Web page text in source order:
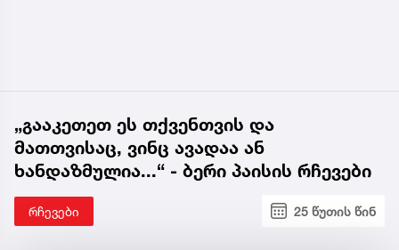
„გააკეთეთ ეს თქვენთვის და
მათთვისაც, ვინც ავადაა ან
ხანდაზმულია...“ - ბერი პაისის რჩევები
რჩევები 25 წუთის წინ